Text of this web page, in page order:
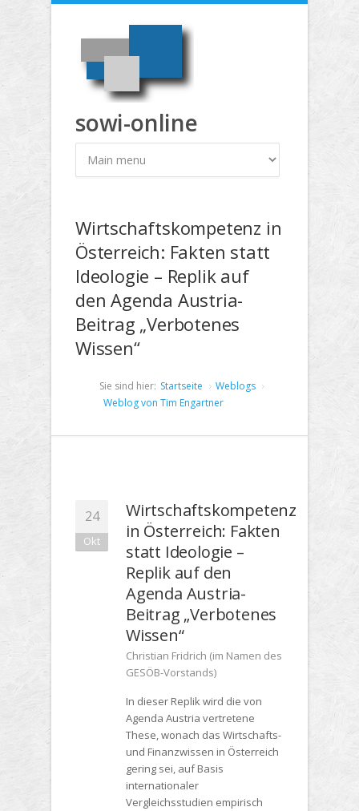
Direkt zum Inhalt
sowi-online
Wirtschaftskompetenz in
Österreich: Fakten statt
Ideologie – Replik auf
den Agenda Austria-
Beitrag „Verbotenes
Wissen“
Sie sind hier: Startseite
Weblogs
Weblog von Tim Engartner
24
Okt
Wirtschaftskompetenz
in Österreich: Fakten
statt Ideologie –
Replik auf den
Agenda Austria-
Beitrag „Verbotenes
Wissen“
Christian Fridrich (im Namen des
GESÖB-Vorstands)
In dieser Replik wird die von
Agenda Austria vertretene
These, wonach das Wirtschafts-
und Finanzwissen in Österreich
gering sei, auf Basis
internationaler
Vergleichsstudien empirisch